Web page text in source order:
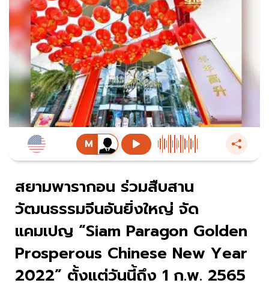
สยามพารากอน ร่วมสืบสาน
วัฒนธรรมจีนอันยิ่งใหญ่ จัด
แคมเปญ “Siam Paragon Golden
Prosperous Chinese New Year
2022” ตั้งแต่วันนี้ถึง 1 ก.พ. 2565